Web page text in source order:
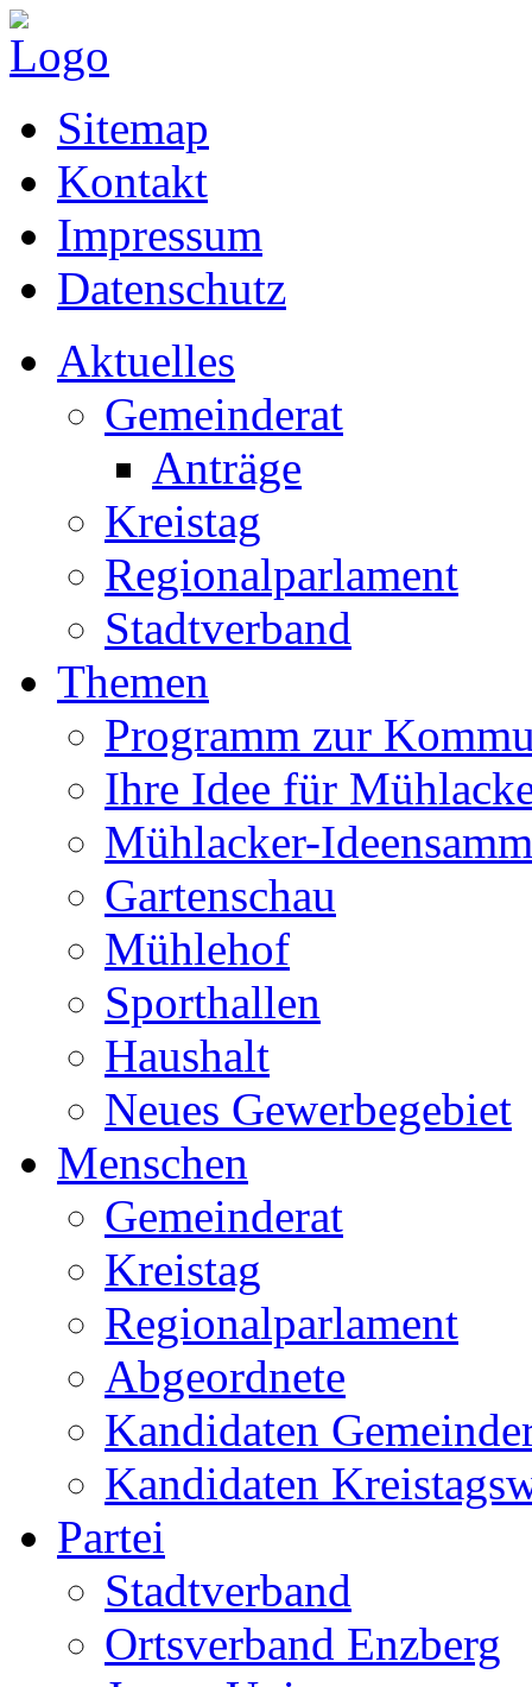
Sitemap
Kontakt
Impressum
Datenschutz
Aktuelles
Gemeinderat
Anträge
Kreistag
Regionalparlament
Stadtverband
Themen
Programm zur
Ihre Idee für
Mühlacker-
Gartenschau
Mühlehof
Sporthallen
Haushalt
Neues Gewerbegebiet
Menschen
Gemeinderat
Kreistag
Regionalparlament
Abgeordnete
Kandidaten
Kandidaten
Partei
Stadtverband
Ortsverband Enzberg